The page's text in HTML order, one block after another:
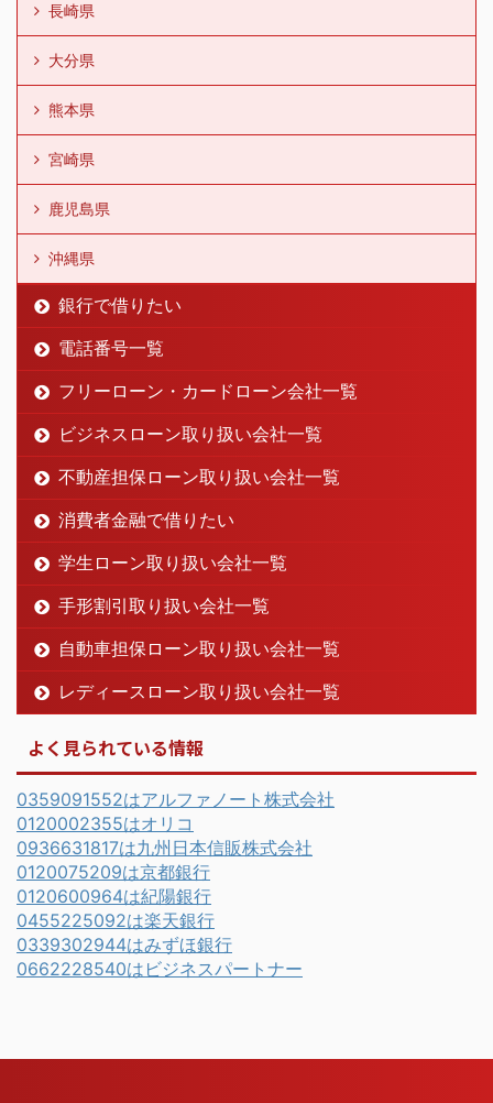
長崎県
大分県
熊本県
宮崎県
鹿児島県
沖縄県
銀行で借りたい
電話番号一覧
フリーローン・カードローン会社一覧
ビジネスローン取り扱い会社一覧
不動産担保ローン取り扱い会社一覧
消費者金融で借りたい
学生ローン取り扱い会社一覧
手形割引取り扱い会社一覧
自動車担保ローン取り扱い会社一覧
レディースローン取り扱い会社一覧
よく見られている情報
0359091552はアルファノート株式会社
0120002355はオリコ
0936631817は九州日本信販株式会社
0120075209は京都銀行
0120600964は紀陽銀行
0455225092は楽天銀行
0339302944はみずほ銀行
0662228540はビジネスパートナー